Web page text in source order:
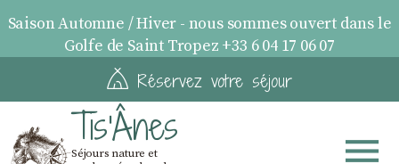
Saison Automne / Hiver - nous sommes ouvert dans le
Golfe de Saint Tropez +33 6 04 17 06 07
Réservez votre séjour
Tis'Ânes
Séjours nature et